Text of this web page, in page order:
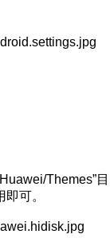
Themes”目
可。